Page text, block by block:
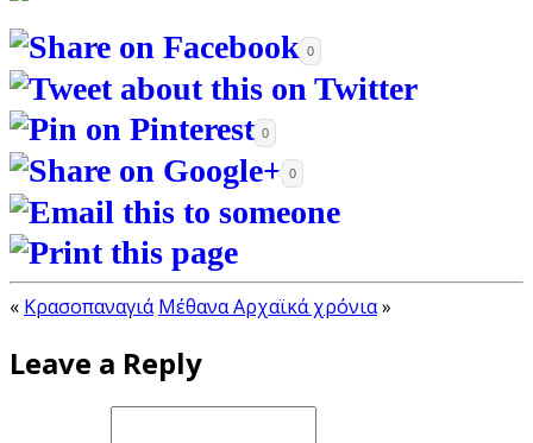
0
0
0
« Κρασοπαναγιά Μέθανα Αρχαϊκά χρόνια»
Leave a Reply